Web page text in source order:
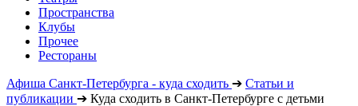
Пространства
Клубы
Прочее
Рестораны
Афиша Санкт-Петербурга - куда сходить ➔ Статьи и
публикации ➔ Куда сходить в Санкт-Петербурге с детьми